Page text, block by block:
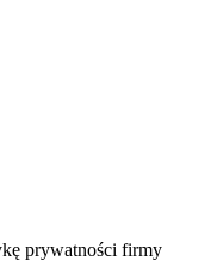
prywatności firmy